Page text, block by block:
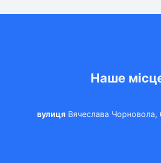
Наше
вулицяВячеслава Чорновола,